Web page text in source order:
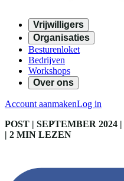
Vrijwilligers
Organisaties
Besturenloket
Bedrijven
Workshops
Over ons
Account aanmakenLog in
POST | SEPTEMBER 2024 |
| 2 MIN LEZEN